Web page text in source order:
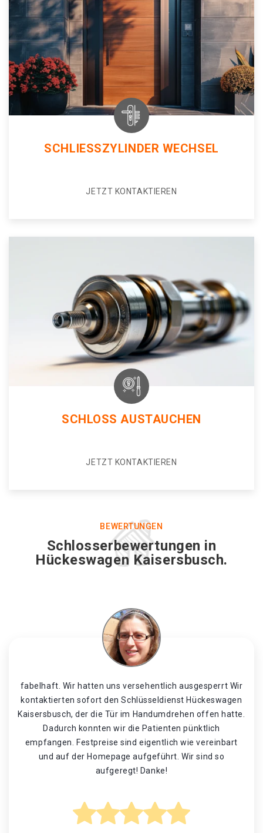
SCHLIESSZYLINDER WECHSEL
JETZT KONTAKTIEREN
SCHLOSS AUSTAUCHEN
JETZT KONTAKTIEREN
BEWERTUNGEN
Schlosserbewertungen in
Hückeswagen Kaisersbusch.
fabelhaft. Wir hatten uns versehentlich ausgesperrt Wir
kontaktierten sofort den Schlüsseldienst Hückeswagen
Kaisersbusch, der die Tür im Handumdrehen offen hatte.
Dadurch konnten wir die Patienten pünktlich
empfangen. Festpreise sind eigentlich wie vereinbart
und auf der Homepage aufgeführt. Wir sind so
aufgeregt! Danke!